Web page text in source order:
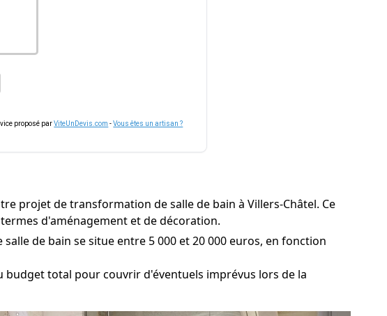
proposé parViteUnDevis.com -Vous êtes un artisan ?
projet de transformation de salle de bain à Villers-Châtel. Ce
d'aménagement et de décoration.
de bain se situe entre 5 000 et 20 000 euros, en fonction
budget total pour couvrir d'éventuels imprévus lors de la